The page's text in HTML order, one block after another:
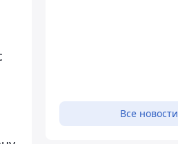
Все новости